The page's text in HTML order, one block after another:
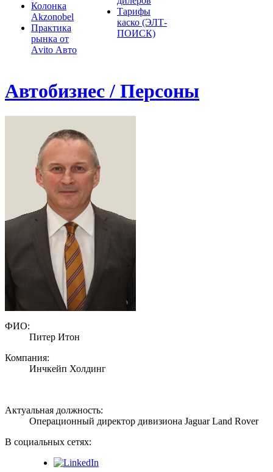
Колонка
Akzonobel
Практика
рынка от
Аvito Авто
Тарифы
каско (ЭЛТ-
ПОИСК)
Автобизнес / Персоны
ФИО:
Питер Итон
Компания:
Инчкейп Холдинг
Актуальная должность:
Операционный директор дивизиона Jaguar Land Rover
В социальных сетях: